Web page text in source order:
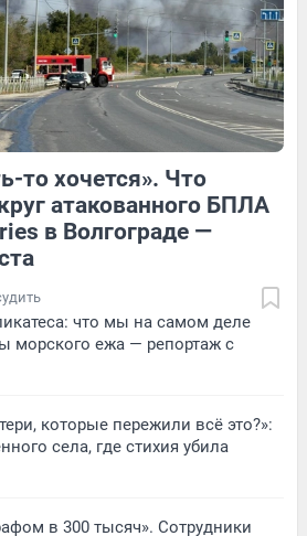
1 Обсудить
то хочется». Что
атакованного БПЛА
в Волгограде —
что мы на самом деле
морского ежа — репортаж с
которые пережили всё это?»:
села, где стихия убила
в 300 тысяч». Сотрудники